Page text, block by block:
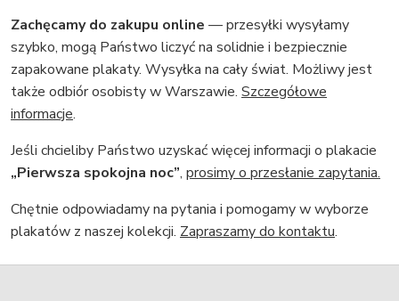
Zachęcamy do zakupu online — przesyłki wysyłamy
szybko, mogą Państwo liczyć na solidnie i bezpiecznie
zapakowane plakaty. Wysyłka na cały świat. Możliwy jest
także odbiór osobisty w Warszawie. Szczegółowe
informacje.
Jeśli chcieliby Państwo uzyskać więcej informacji o plakacie
„Pierwsza spokojna noc”, prosimy o przesłanie zapytania.
Chętnie odpowiadamy na pytania i pomogamy w wyborze
plakatów z naszej kolekcji. Zapraszamy do kontaktu.